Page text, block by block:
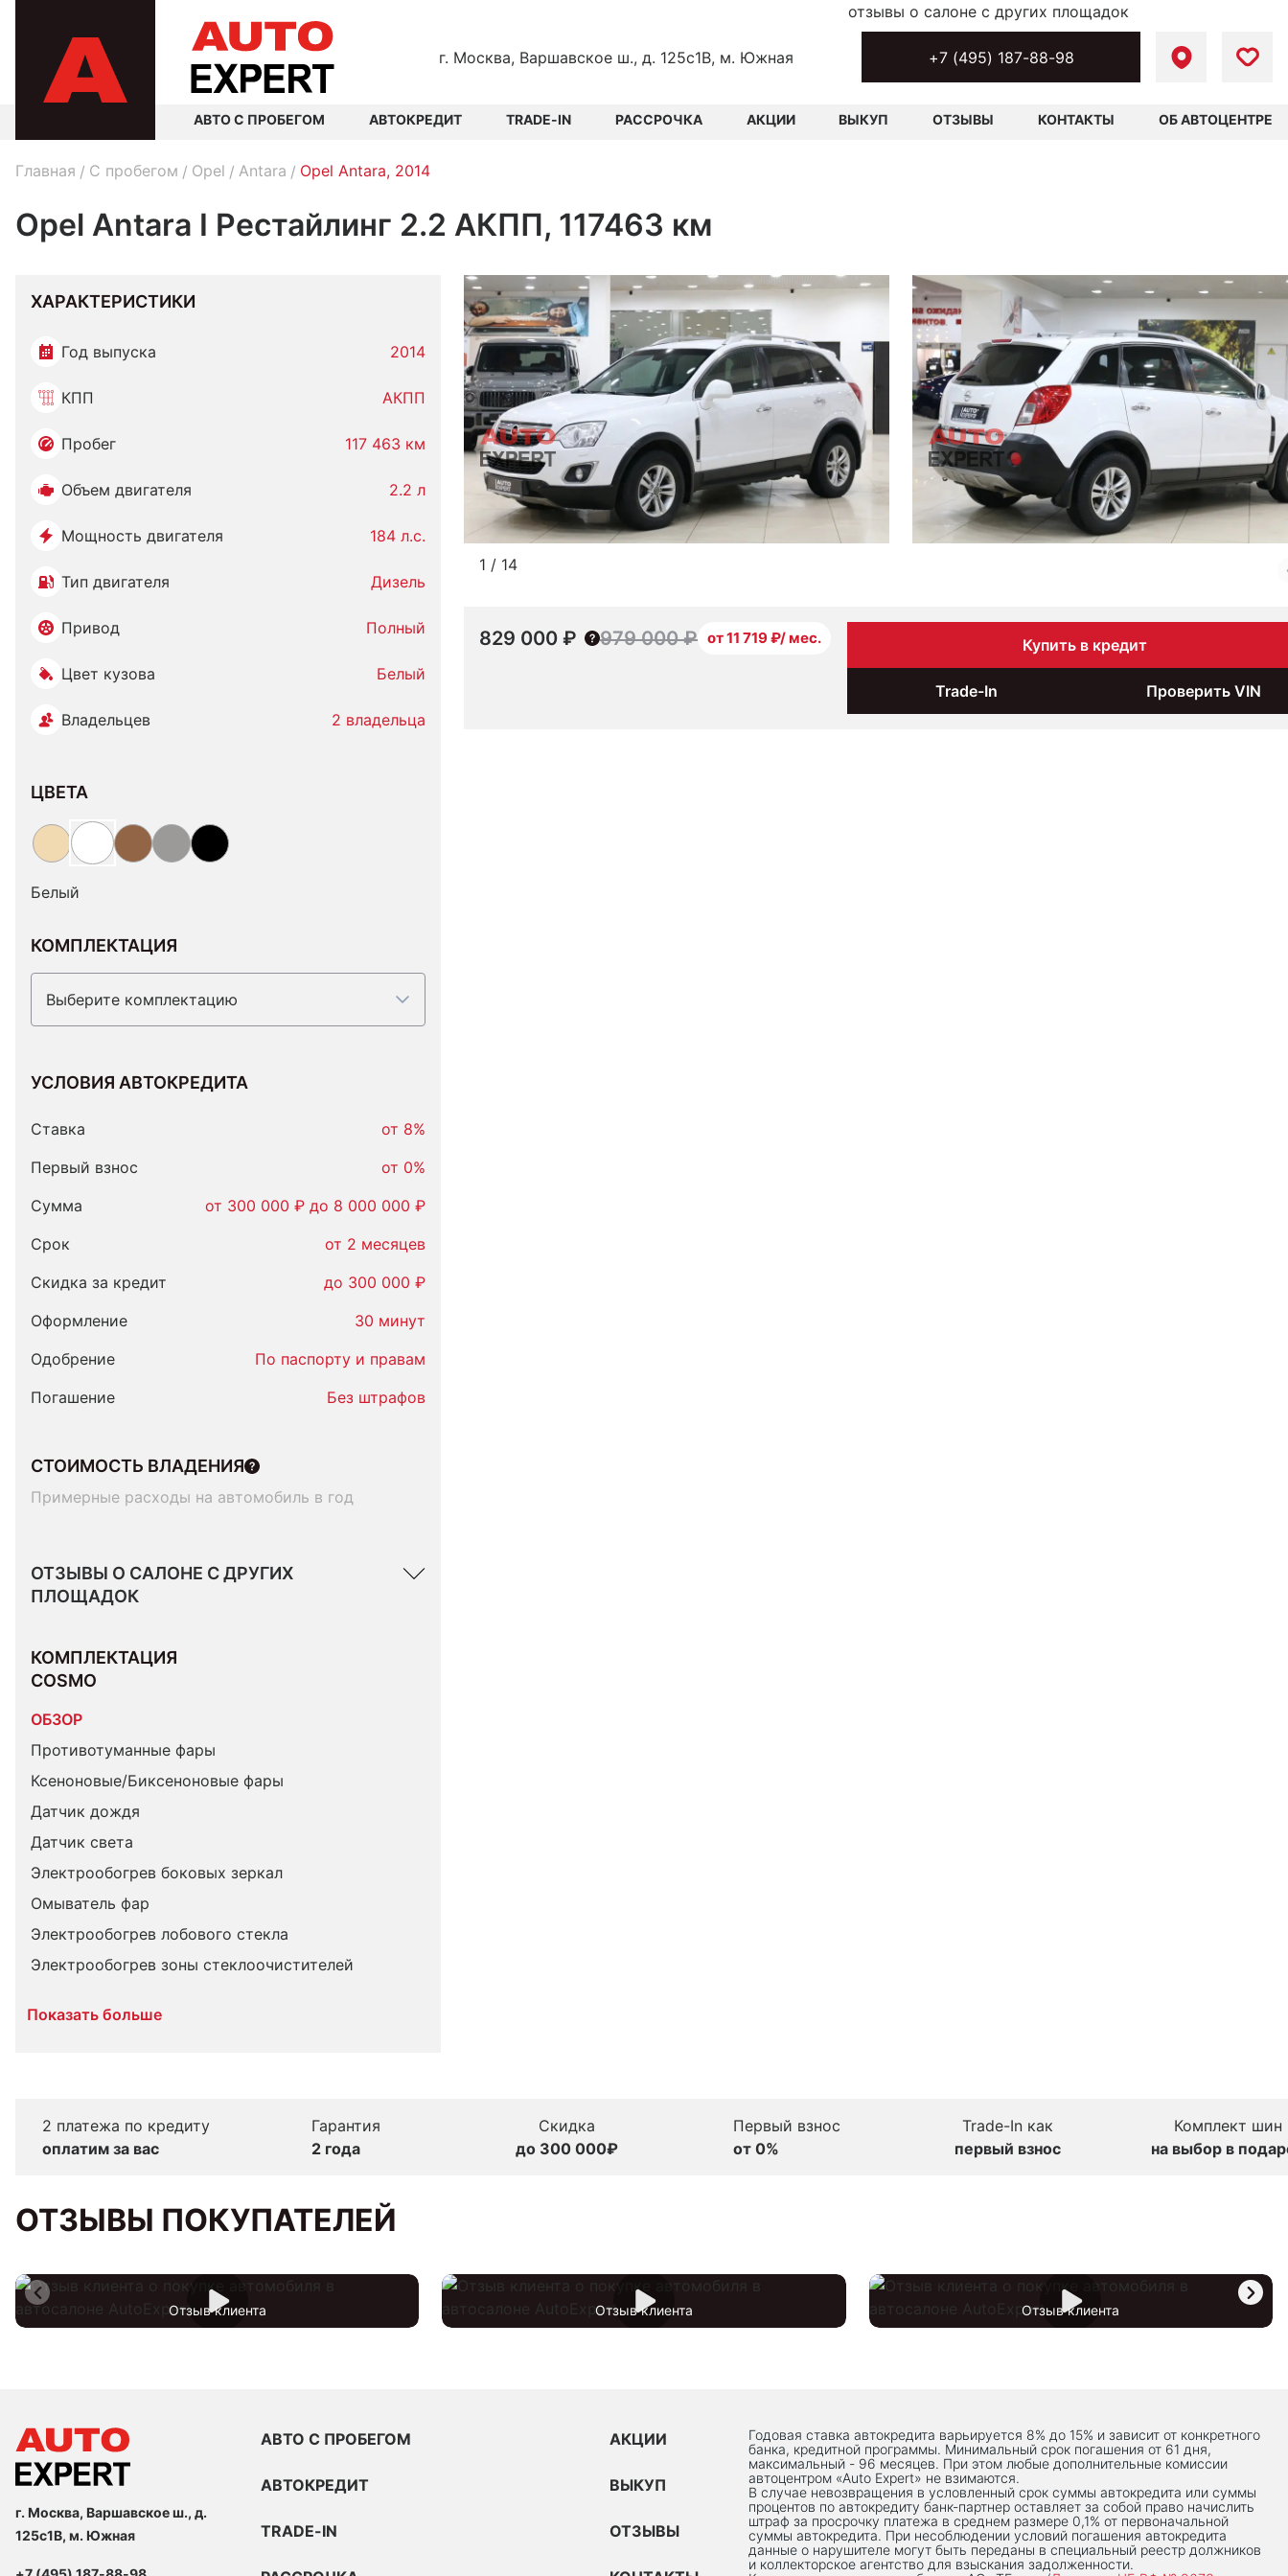
г. Москва, Варшавское ш., д. 125с1В, м. Южная +7 (495) 187-88-98
АВТО С ПРОБЕГОМ АВТОКРЕДИТ TRADE-IN РАССРОЧКА АКЦИИ ВЫКУП ОТЗЫВЫ КОНТАКТЫ ОБ АВТОЦЕНТРЕ
отзывы о салоне с других площадок
Главная C пробегом Opel Antara Opel Antara, 2014
Opel Antara I Рестайлинг 2.2 АКПП, 117463 км
ХАРАКТЕРИСТИКИ
Год выпуска 2014
КПП АКПП
Пробег 117 463 км
Объем двигателя 2.2 л
Мощность двигателя 184 л.с.
Тип двигателя Дизель
Привод Полный
Цвет кузова Белый
Владельцев 2 владельца
ЦВЕТА
Белый
КОМПЛЕКТАЦИЯ
Выберите комплектацию
УСЛОВИЯ АВТОКРЕДИТА
Ставка
от 8%
Первый взнос
от 0%
Сумма
от 300 000 ₽ до 8 000 000 ₽
Срок
от 2 месяцев
Скидка за кредит
до 300 000 ₽
Оформление
30 минут
Одобрение
По паспорту и правам
Погашение
Без штрафов
СТОИМОСТЬ ВЛАДЕНИЯ
Примерные расходы на автомобиль в год
ОТЗЫВЫ О САЛОНЕ С ДРУГИХ
ПЛОЩАДОК
КОМПЛЕКТАЦИЯ
COSMO
ОБЗОР
Противотуманные фары
Ксеноновые/Биксеноновые фары
Датчик дождя
Датчик света
Электрообогрев боковых зеркал
Омыватель фар
Электрообогрев лобового стекла
Электрообогрев зоны стеклоочистителей
Показать больше
1 / 14
829 000 ₽ 979 000 ₽ от 11 719 ₽/ мес. Купить в кредит
Trade-In Проверить VIN
2 платежа по кредиту
оплатим за вас
Гарантия
2 года
Скидка
до 300 000₽
Первый взнос
от 0%
Trade-In как
первый взнос
Комплект шин
на выбор в
ОТЗЫВЫ ПОКУПАТЕЛЕЙ
Отзыв клиента Отзыв клиента Отзыв клиента
г. Москва, Варшавское ш., д.
125с1В, м. Южная
АВТО С ПРОБЕГОМ
АВТОКРЕДИТ
TRADE-IN
АКЦИИ
ВЫКУП
ОТЗЫВЫ
Годовая ставка автокредита варьируется 8% до 15% и зависит от конкретного
банка, кредитной программы. Минимальный срок погашения от 61 дня,
максимальный - 96 месяцев. При этом любые дополнительные комиссии
автоцентром «Auto Expert» не взимаются.
В случае невозвращения в условленный срок суммы автокредита или суммы
процентов по автокредиту банк-партнер оставляет за собой право начислить
штраф за просрочку платежа в среднем размере 0,1% от первоначальной
суммы автокредита. При несоблюдении условий погашения автокредита
данные о нарушителе могут быть переданы в специальный реестр должников
и коллекторское агентство для взыскания задолженности.